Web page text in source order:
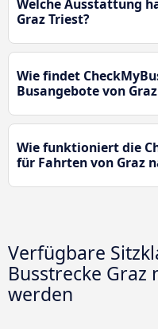
Welche Ausstattung
Graz Triest?
Wie findet
Busangebote von
Wie funktioniert die
für Fahrten von Graz
Verfügbare
Busstrecke Graz
werden